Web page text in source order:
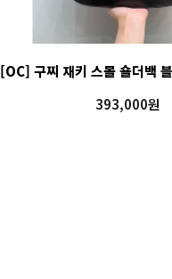
[OC] 구찌 재키 스몰 숄더백
393,000원